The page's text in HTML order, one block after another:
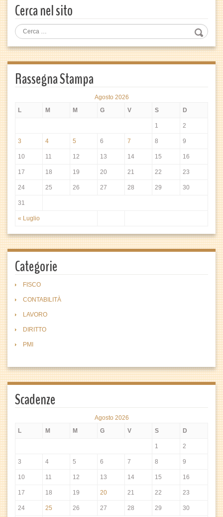
Cerca nel sito
Rassegna Stampa
Agosto 2026
L
M M G V S D
« Luglio
1 2
3 4 5 6 7 8 9
10 11 12 13 14 15 16
17 18 19 20 21 22 23
24 25 26 27 28 29 30
31
Categorie
FISCO
CONTABILITÀ
LAVORO
DIRITTO
PMI
Scadenze
Agosto 2026
L
M M G V S D
1 2
3 4 5 6 7 8 9
10 11 12 13 14 15 16
17 18 19 20 21 22 23
24 25 26 27 28 29 30